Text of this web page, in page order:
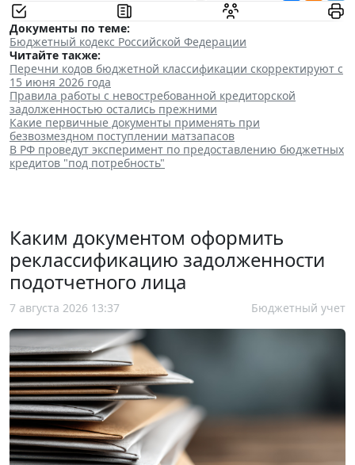
Документы по теме:
Бюджетный кодекс Российской Федерации
Читайте также:
Перечни кодов бюджетной классификации скорректируют с
15 июня 2026 года
Правила работы с невостребованной кредиторской
задолженностью остались прежними
Какие первичные документы применять при
безвозмездном поступлении матзапасов
В РФ проведут эксперимент по предоставлению бюджетных
кредитов "под потребность"
Каким документом оформить
реклассификацию задолженности
подотчетного лица
7 августа 2026 13:37 Бюджетный учет